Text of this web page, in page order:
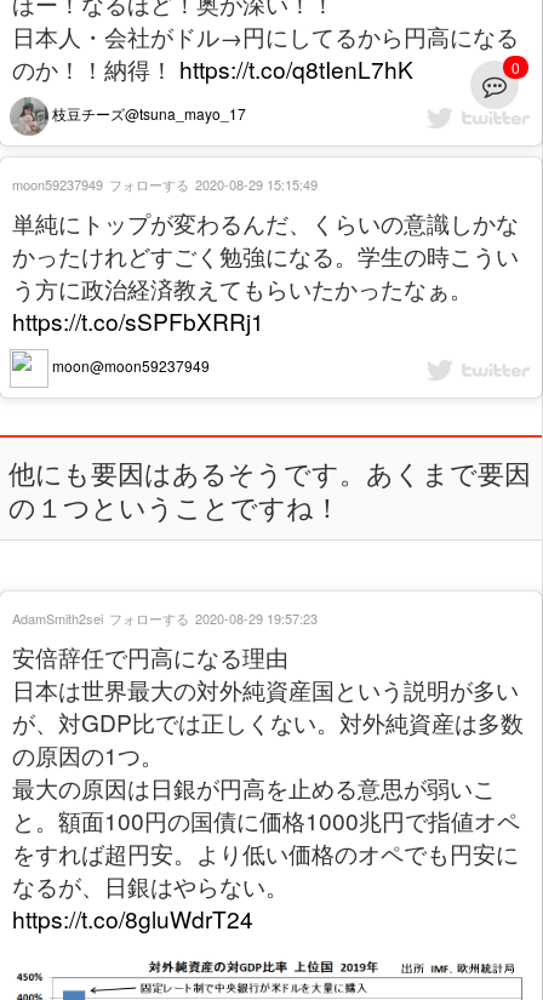
日本人・会社がドル→円にしてるから円高になる
のか！！納得！ https://t.co/q8tIenL7hK
枝豆チーズ@tsuna_mayo_17
単純にトップが変わるんだ、くらいの意識しかな
かったけれどすごく勉強になる。学生の時こうい
う方に政治経済教えてもらいたかったなぁ。
https://t.co/sSPFbXRRj1
moon@moon59237949
moon59237949 フォローする 2020-08-29 15:15:49
他にも要因はあるそうです。あくまで要因
の１つということですね！
安倍辞任で円高になる理由
日本は世界最大の対外純資産国という説明が多い
が、対GDP比では正しくない。対外純資産は多数
の原因の1つ。
最大の原因は日銀が円高を止める意思が弱いこ
と。額面100円の国債に価格1000兆円で指値オペ
をすれば超円安。より低い価格のオペでも円安に
なるが、日銀はやらない。
https://t.co/8gluWdrT24
AdamSmith2sei フォローする 2020-08-29 19:57:23
0